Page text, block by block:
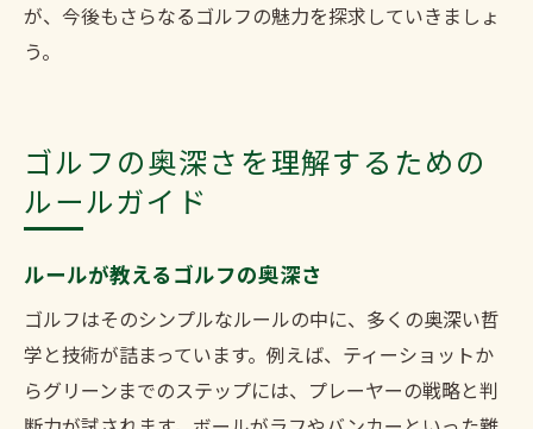
が、今後もさらなるゴルフの魅力を探求していきましょ
う。
ゴルフの奥深さを理解するための
ルールガイド
ルールが教えるゴルフの奥深さ
ゴルフはそのシンプルなルールの中に、多くの奥深い哲
学と技術が詰まっています。例えば、ティーショットか
らグリーンまでのステップには、プレーヤーの戦略と判